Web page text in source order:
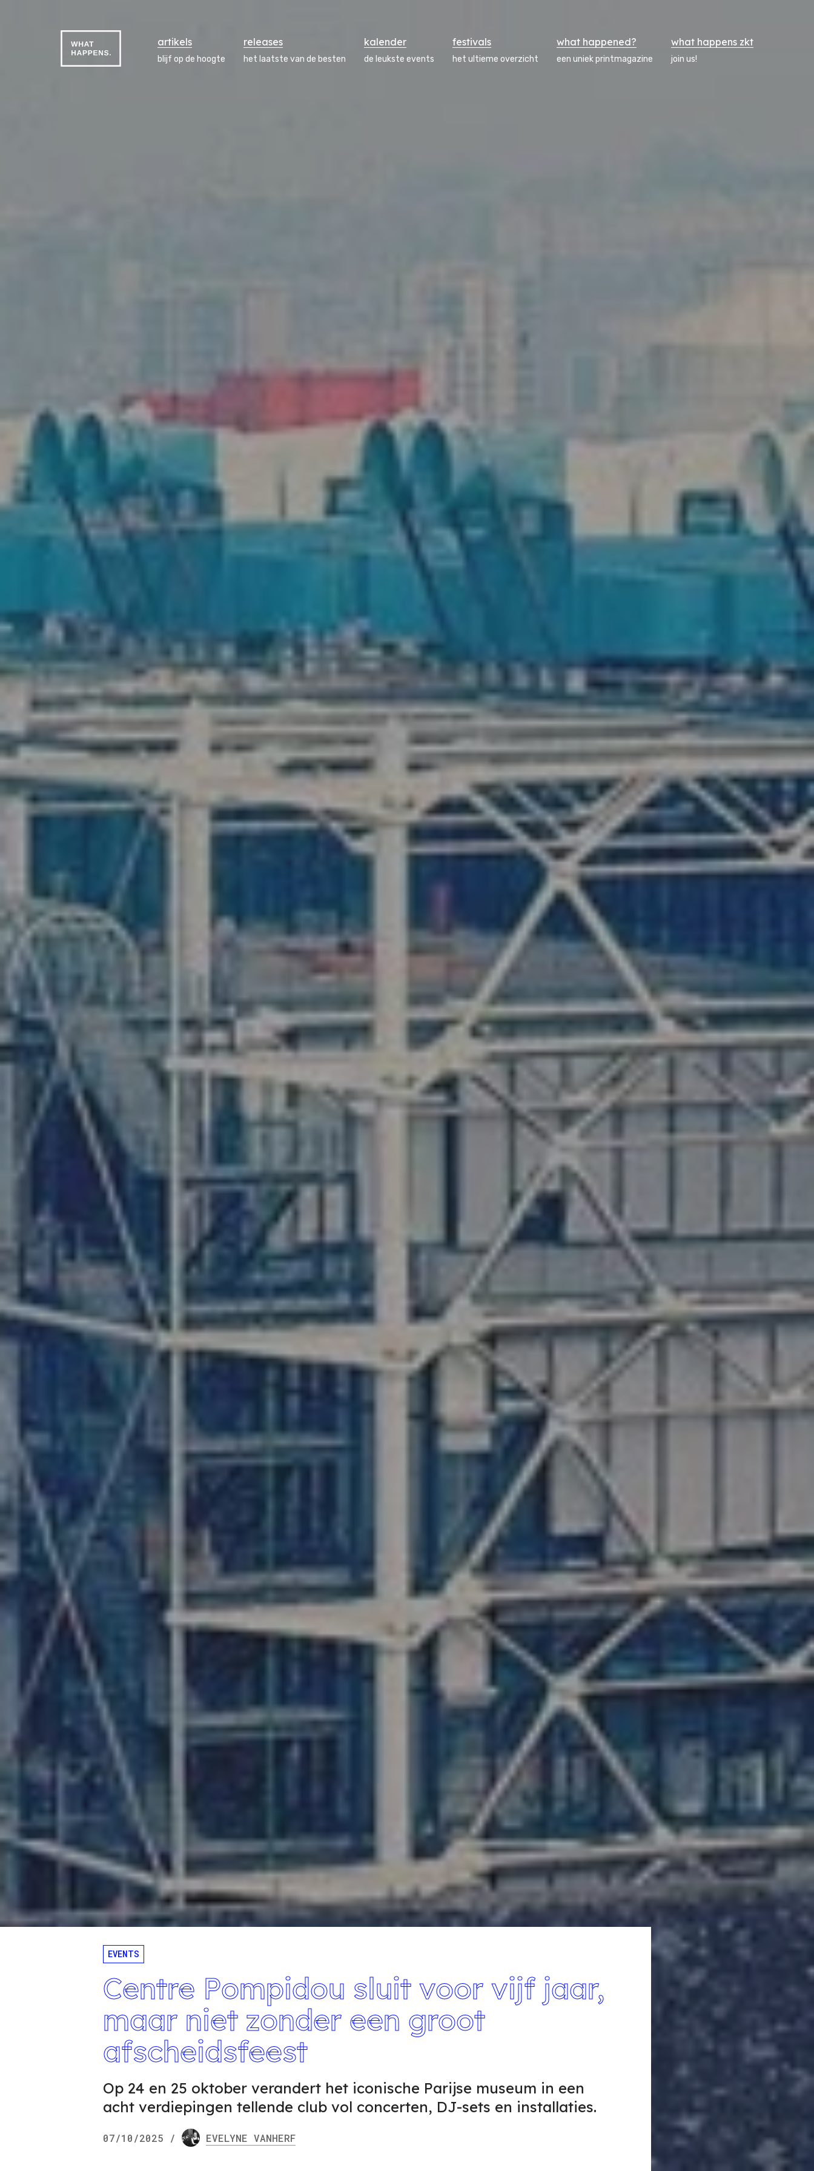
artikels
blijf op de hoogte
releases
het laatste van de besten
kalender
de leukste events
festivals
het ultieme overzicht
what happened?
een uniek printmagazine
what happens zkt
join us!
EVENTS
Centre Pompidou sluit voor vijf jaar,
maar niet zonder een groot
afscheidsfeest
Op 24 en 25 oktober verandert het iconische Parijse museum in een
acht verdiepingen tellende club vol concerten, DJ-sets en installaties.
07/10/2025 / EVELYNE VANHERF